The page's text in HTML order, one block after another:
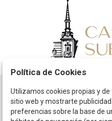
Horario
La empresa
Política de Cookies
Utilizamos cookies propias y
sitio web y mostrarte
preferencias sobre la base de